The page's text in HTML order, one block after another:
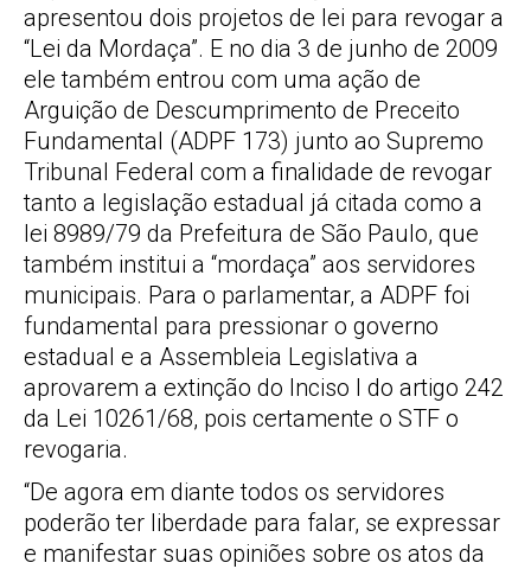
apresentou dois projetos de lei para revogar a
“Lei da Mordaça”. E no dia 3 de junho de 2009
ele também entrou com uma ação de
Arguição de Descumprimento de Preceito
Fundamental (ADPF 173) junto ao Supremo
Tribunal Federal com a finalidade de revogar
tanto a legislação estadual já citada como a
lei 8989/79 da Prefeitura de São Paulo, que
também institui a “mordaça” aos servidores
municipais. Para o parlamentar, a ADPF foi
fundamental para pressionar o governo
estadual e a Assembleia Legislativa a
aprovarem a extinção do Inciso I do artigo 242
da Lei 10261/68, pois certamente o STF o
revogaria.
“De agora em diante todos os servidores
poderão ter liberdade para falar, se expressar
e manifestar suas opiniões sobre os atos da